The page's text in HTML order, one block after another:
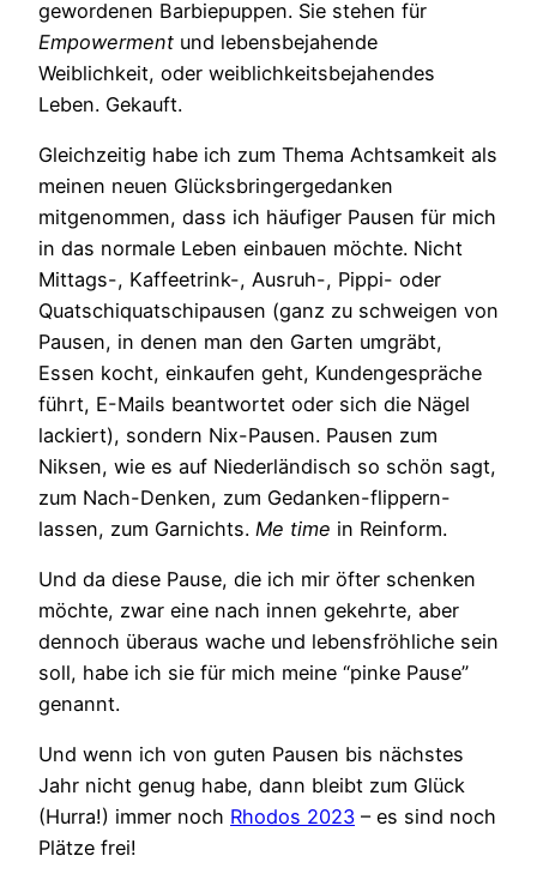
gewordenen Barbiepuppen. Sie stehen für
Empowerment und lebensbejahende
Weiblichkeit, oder weiblichkeitsbejahendes
Leben. Gekauft.
Gleichzeitig habe ich zum Thema Achtsamkeit als
meinen neuen Glücksbringergedanken
mitgenommen, dass ich häufiger Pausen für mich
in das normale Leben einbauen möchte. Nicht
Mittags-, Kaffeetrink-, Ausruh-, Pippi- oder
Quatschiquatschipausen (ganz zu schweigen von
Pausen, in denen man den Garten umgräbt,
Essen kocht, einkaufen geht, Kundengespräche
führt, E-Mails beantwortet oder sich die Nägel
lackiert), sondern Nix-Pausen. Pausen zum
Niksen, wie es auf Niederländisch so schön sagt,
zum Nach-Denken, zum Gedanken-flippern-
lassen, zum Garnichts. Me time in Reinform.
Und da diese Pause, die ich mir öfter schenken
möchte, zwar eine nach innen gekehrte, aber
dennoch überaus wache und lebensfröhliche sein
soll, habe ich sie für mich meine “pinke Pause”
genannt.
Und wenn ich von guten Pausen bis nächstes
Jahr nicht genug habe, dann bleibt zum Glück
(Hurra!) immer noch Rhodos 2023 – es sind noch
Plätze frei!